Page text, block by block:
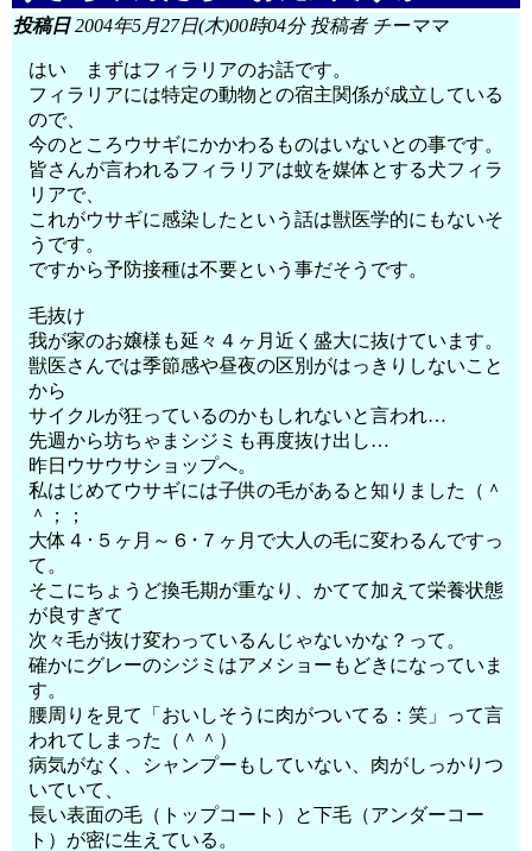
投稿日2004年5月27日(木)00時04分 投稿者 チーママ
はい まずはフィラリアのお話です。
フィラリアには特定の動物との宿主関係が成立している
ので、
今のところウサギにかかわるものはいないとの事です。
皆さんが言われるフィラリアは蚊を媒体とする犬フィラ
リアで、
これがウサギに感染したという話は獣医学的にもないそ
うです。
ですから予防接種は不要という事だそうです。
毛抜け
我が家のお嬢様も延々４ヶ月近く盛大に抜けています。
獣医さんでは季節感や昼夜の区別がはっきりしないこと
から
サイクルが狂っているのかもしれないと言われ…
先週から坊ちゃまシジミも再度抜け出し…
昨日ウサウサショップへ。
私はじめてウサギには子供の毛があると知りました（＾
＾；；
大体４･５ヶ月～６･７ヶ月で大人の毛に変わるんですっ
て。
そこにちょうど換毛期が重なり、かてて加えて栄養状態
が良すぎて
次々毛が抜け変わっているんじゃないかな？って。
確かにグレーのシジミはアメショーもどきになっていま
す。
腰周りを見て「おいしそうに肉がついてる：笑」って言
われてしまった（＾＾）
病気がなく、シャンプーもしていない、肉がしっかりつ
いていて、
長い表面の毛（トップコート）と下毛（アンダーコー
ト）が密に生えている。